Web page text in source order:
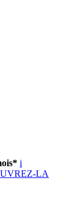
i
LA